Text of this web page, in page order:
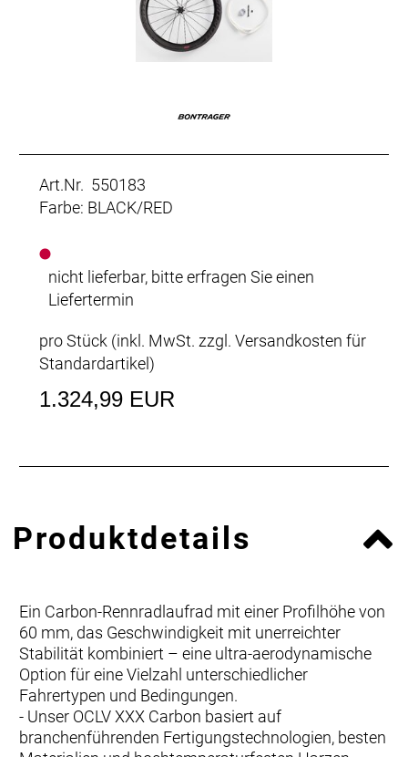
Art.Nr. 550183
Farbe: BLACK/RED
nicht lieferbar, bitte erfragen Sie einen
Liefertermin
pro Stück (inkl. MwSt. zzgl. Versandkosten für
Standardartikel)
1.324,99 EUR
Produktdetails
Ein Carbon-Rennradlaufrad mit einer Profilhöhe von
60 mm, das Geschwindigkeit mit unerreichter
Stabilität kombiniert – eine ultra-aerodynamische
Option für eine Vielzahl unterschiedlicher
Fahrertypen und Bedingungen.
- Unser OCLV XXX Carbon basiert auf
branchenführenden Fertigungstechnologien, besten